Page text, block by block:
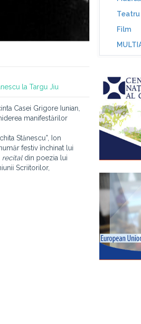
la Targu Jiu
Casei Grigore Iunian,
manifestărilor
Stănescu”, Ion
festiv închinat lui
recitaldin poezia lui
Scriitorilor,
Teatru
Film